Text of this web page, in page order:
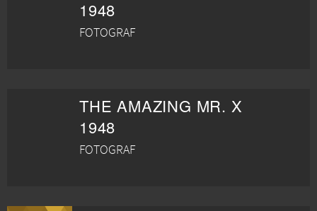
1948
FOTOGRAF
THE AMAZING MR. X
1948
FOTOGRAF